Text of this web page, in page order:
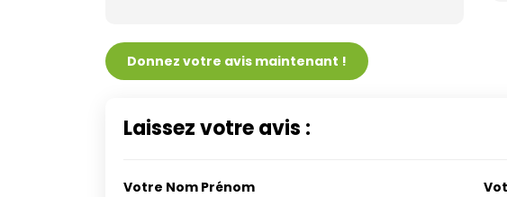
Donnez votre avis maintenant !
Laissez votre avis :
Votre Nom Prénom